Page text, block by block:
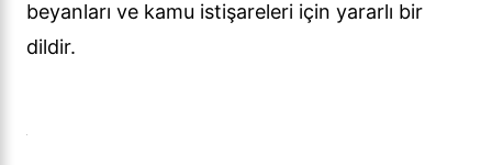
beyanları ve kamu istişareleri için yararlı bir
dildir.